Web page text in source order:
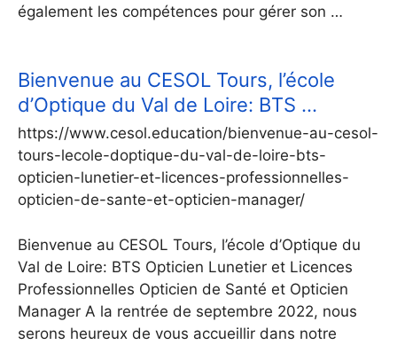
également les compétences pour gérer son …
Bienvenue au CESOL Tours, l’école
d’Optique du Val de Loire: BTS …
https://www.cesol.education/bienvenue-au-cesol-
tours-lecole-doptique-du-val-de-loire-bts-
opticien-lunetier-et-licences-professionnelles-
opticien-de-sante-et-opticien-manager/
Bienvenue au CESOL Tours, l’école d’Optique du
Val de Loire: BTS Opticien Lunetier et Licences
Professionnelles Opticien de Santé et Opticien
Manager A la rentrée de septembre 2022, nous
serons heureux de vous accueillir dans notre